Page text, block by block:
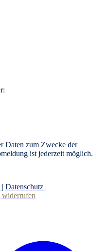
Daten zum Zwecke der
ist jederzeit möglich.
| Datenschutz |
widerrufen